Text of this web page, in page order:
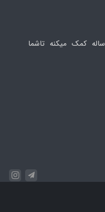
مجموعه مهدی اسپرت باسابقه 10 ساله کمک میکنه تاشما